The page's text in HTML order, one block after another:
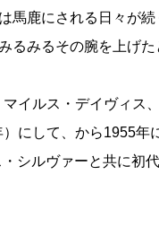
馬鹿にされる日々が
るみるその腕を上げた
イルス・デイヴィス
にして、から1955年
シルヴァーと共に初